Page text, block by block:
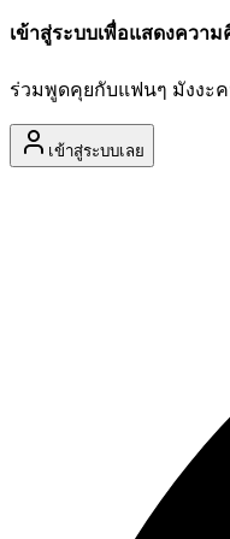
เข้าสู่ระบบเพื่อแสดงความ
ร่วมพูดคุยกับแฟนๆ มังงะ
เข้าสู่ระบบเลย